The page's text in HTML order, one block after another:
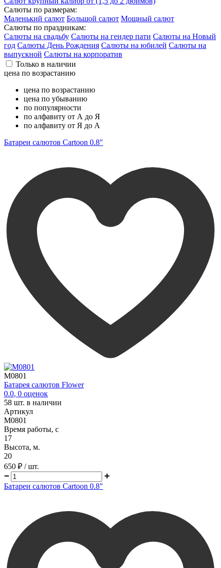
Салюты по размерам:
Маленький салют Большой салют Мощный салют
Салюты по праздникам:
Салюты на свадьбу Салюты на гендер пати Салюты на Новый
год Салюты День Рождения Салюты на юбилей Салюты на
выпускной Салюты на корпоратив
Только в наличии
цена по возрастанию
цена по возрастанию
цена по убыванию
по популярности
по алфавиту от А до Я
по алфавиту от Я до А
Батареи салютов Cartoon 0.8"
M0801
Батарея салютов Flower
0.0, 0 оценок
58 шт. в наличии
Артикул
M0801
Время работы, с
17
Высота, м.
20
650 ₽ / шт.
Батареи салютов Cartoon 0.8"